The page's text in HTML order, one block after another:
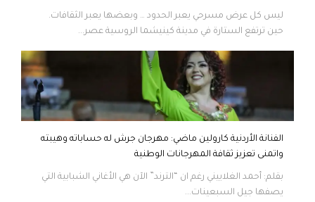
ليس كل عرض مسرحي يعبر الحدود … وبعضها يعبر الثقافات.
حين ترتفع الستارة في مدينة كينيشما الروسية عصر...
الفنانة الأردنية كارولين ماضي: مهرجان جرش له حساباته وهيبته
واتمنى تعزيز ثقافة المهرجانات الوطنية
بقلم: أحمد الغلاييني رغم ان “الترند” الآن هي الأغاني الشبابية التي
يصفها جيل السبعينات...